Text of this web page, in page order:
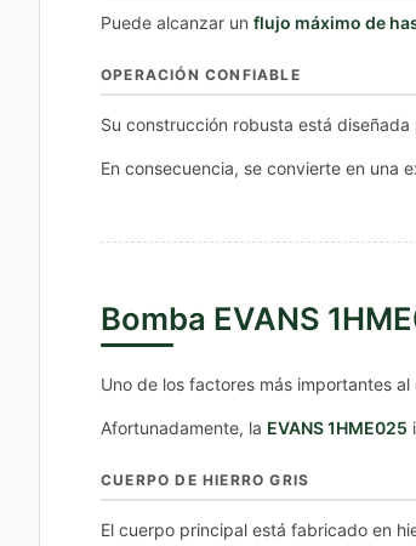
Puede alcanzar un flujo máximo de
OPERACIÓN CONFIABLE
Su construcción robusta está
En consecuencia, se convierte en una
Bomba EVANS
Uno de los factores más importantes
Afortunadamente, la EVANS 1HME025
CUERPO DE HIERRO GRIS
El cuerpo principal está fabricado en